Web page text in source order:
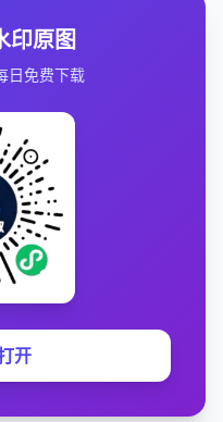
印原图
日免费下载
开